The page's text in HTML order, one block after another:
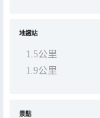
地鐵站
1.5公里
1.9公里
景點